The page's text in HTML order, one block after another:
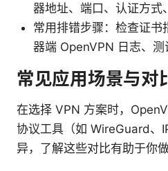
器地址、端口、认证方式
常用排错步骤：检查证书
器端 OpenVPN 日志、测
常见应用场景与对
在选择 VPN 方案时，
协议工具（如 WireGuard、
异，了解这些对比有助于你